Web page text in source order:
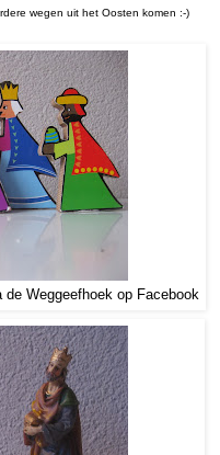
wegen uit het Oosten komen :-)
Weggeefhoek op Facebook